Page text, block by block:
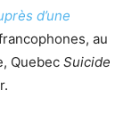
d’une
au
Quebec Suicide